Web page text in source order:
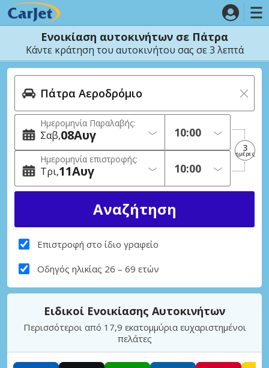
Ενοικίαση αυτοκινήτων σε Πάτρα
Κάντε κράτηση του αυτοκινήτου σας σε 3 λεπτά
Ημερομηνία Παραλαβής:
Σαβ 08Αυγ
Ημερομηνία επιστροφής:
Τρι 11Αυγ
3
ημέρες
Επιστροφή στο ίδιο γραφείο
Οδηγός ηλικίας 26 – 69 ετών
Ειδικοί Ενοικίασης Αυτοκινήτων
Περισσότεροι από 17,9 εκατομμύρια ευχαριστημένοι
πελάτες